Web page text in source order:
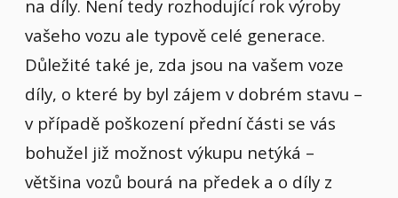
na díly. Není tedy rozhodující rok výroby
vašeho vozu ale typově celé generace.
Důležité také je, zda jsou na vašem voze
díly, o které by byl zájem v dobrém stavu –
v případě poškození přední části se vás
bohužel již možnost výkupu netýká –
většina vozů bourá na předek a o díly z